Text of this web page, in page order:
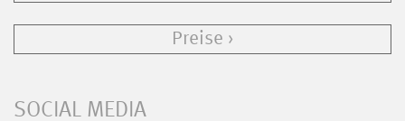
Preise
SOCIAL MEDIA